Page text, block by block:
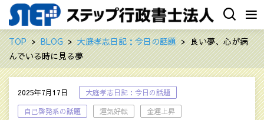
TOP BLOG 大庭孝志日記：今日の話題
良い夢、心が病
んでいる時に見る夢
2025年7月17日
大庭孝志日記：今日の話題
自己啓発系の話題
運気好転 金運上昇